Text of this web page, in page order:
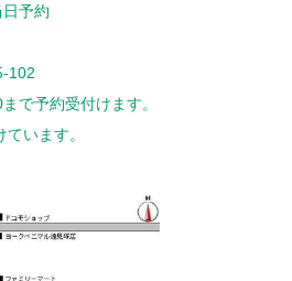
予約
102
で予約受付けます。
います。